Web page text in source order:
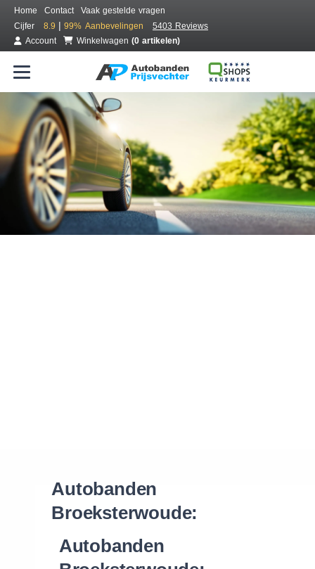
Home Contact
Vaak gestelde vragen
Cijfer
8.9 | 99% Aanbevelingen
5403 Reviews
Account
Winkelwagen (0 artikelen)
Bestel voordelig banden online
Gratis bezorgd of montage bij jou in de buurt
Seizoen:
Merken:
Autobanden
Broeksterwoude:
Autobanden